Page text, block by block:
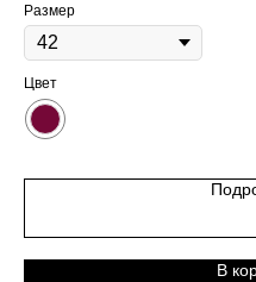
Размер
Цвет
В